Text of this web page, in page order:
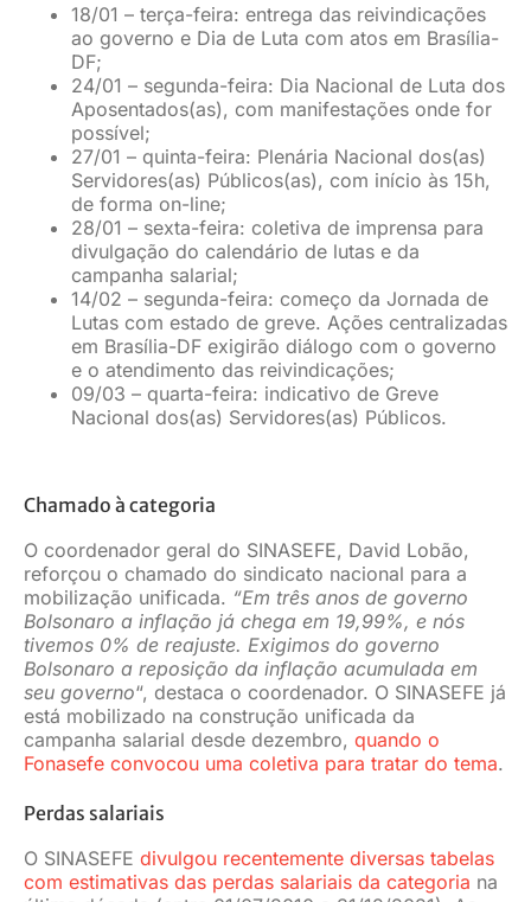
18/01 – terça-feira: entrega das reivindicações
ao governo e Dia de Luta com atos em Brasília-
DF;
24/01 – segunda-feira: Dia Nacional de Luta dos
Aposentados(as), com manifestações onde for
possível;
27/01 – quinta-feira: Plenária Nacional dos(as)
Servidores(as) Públicos(as), com início às 15h,
de forma on-line;
28/01 – sexta-feira: coletiva de imprensa para
divulgação do calendário de lutas e da
campanha salarial;
14/02 – segunda-feira: começo da Jornada de
Lutas com estado de greve. Ações centralizadas
em Brasília-DF exigirão diálogo com o governo
e o atendimento das reivindicações;
09/03 – quarta-feira: indicativo de Greve
Nacional dos(as) Servidores(as) Públicos.
Chamado à categoria
O coordenador geral do SINASEFE, David Lobão,
reforçou o chamado do sindicato nacional para a
mobilização unificada. “Em três anos de governo
Bolsonaro a inflação já chega em 19,99%, e nós
tivemos 0% de reajuste. Exigimos do governo
Bolsonaro a reposição da inflação acumulada em
seu governo“, destaca o coordenador. O SINASEFE já
está mobilizado na construção unificada da
campanha salarial desde dezembro, quando o
Fonasefe convocou uma coletiva para tratar do tema.
Perdas salariais
O SINASEFE divulgou recentemente diversas tabelas
com estimativas das perdas salariais da categoria na